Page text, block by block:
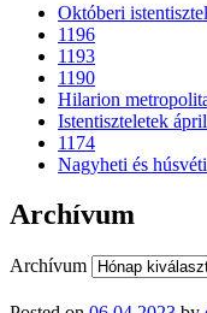
Októberi
1196
1193
1190
Hilarion
Istentiszteletek
1174
Nagyheti és
Archívum
Archívum